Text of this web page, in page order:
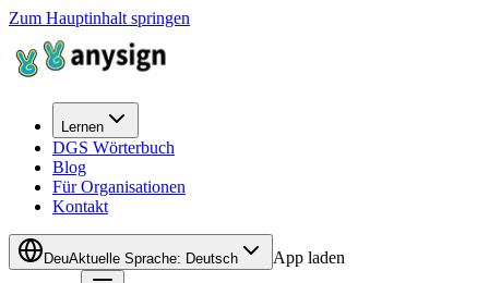
Zum Hauptinhalt springen
Lernen
DGS Wörterbuch
Blog
Für Organisationen
Kontakt
DeuAktuelle Sprache: Deutsch
App laden